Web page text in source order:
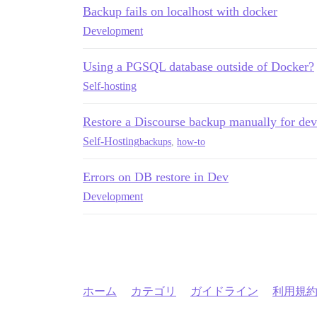
Backup fails on localhost with docker
Development
Using a PGSQL database outside of Docker?
Self-hosting
Restore a Discourse backup manually for
Self-Hostingbackups how-to
Errors on DB restore in Dev
Development
ホーム カテゴリ ガイドライン 利用規約